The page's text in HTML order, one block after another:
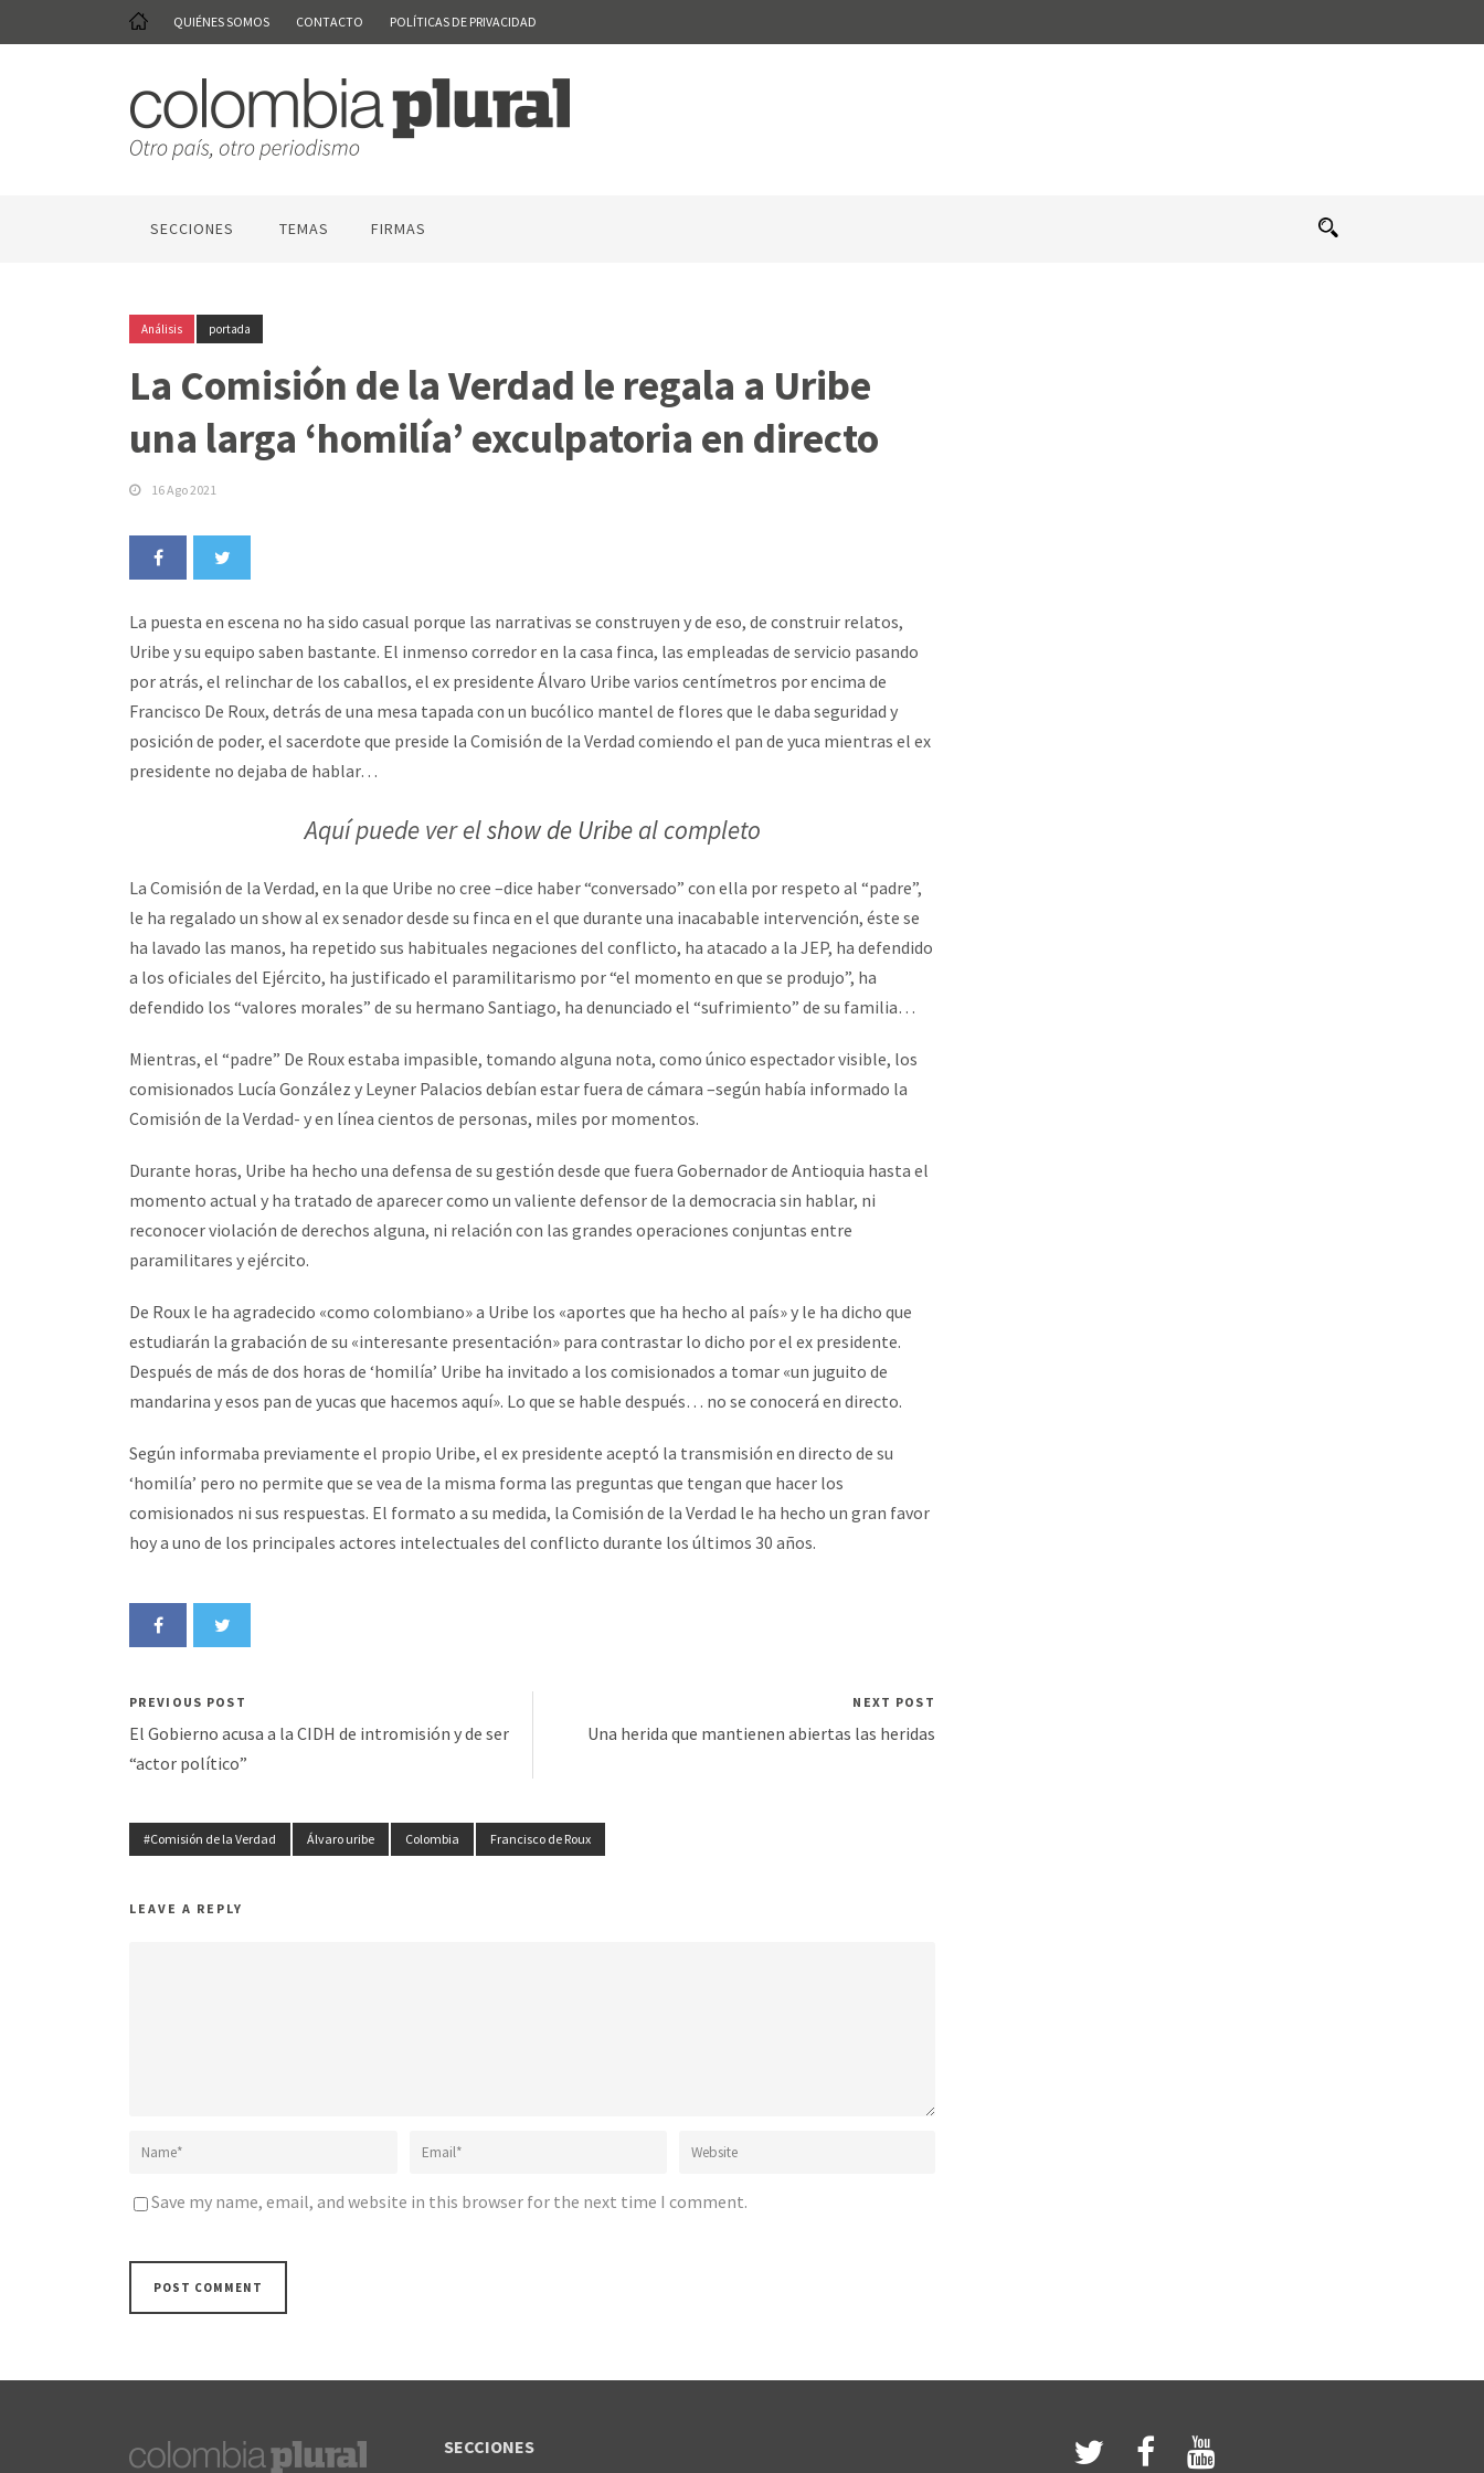
QUIÉNES SOMOS CONTACTO POLÍTICAS DE PRIVACIDAD
SECCIONES TEMAS FIRMAS
Análisis portada
La Comisión de la Verdad le regala a Uribe
una larga ‘homilía’ exculpatoria en directo
16 Ago 2021
La puesta en escena no ha sido casual porque las narrativas se construyen y de eso, de construir relatos,
Uribe y su equipo saben bastante. El inmenso corredor en la casa finca, las empleadas de servicio pasando
por atrás, el relinchar de los caballos, el ex presidente Álvaro Uribe varios centímetros por encima de
Francisco De Roux, detrás de una mesa tapada con un bucólico mantel de flores que le daba seguridad y
posición de poder, el sacerdote que preside la Comisión de la Verdad comiendo el pan de yuca mientras el ex
presidente no dejaba de hablar…
Aquí puede ver elshow de Uribeal completo
La Comisión de la Verdad, en la que Uribe no cree –dice haber “conversado” con ella por respeto al “padre”,
le ha regalado un show al ex senador desde su finca en el que durante una inacabable intervención, éste se
ha lavado las manos, ha repetido sus habituales negaciones del conflicto, ha atacado a la JEP, ha defendido
a los oficiales del Ejército, ha justificado el paramilitarismo por “el momento en que se produjo”, ha
defendido los “valores morales” de su hermano Santiago, ha denunciado el “sufrimiento” de su familia…
Mientras, el “padre” De Roux estaba impasible, tomando alguna nota, como único espectador visible, los
comisionados Lucía González y Leyner Palacios debían estar fuera de cámara –según había informado la
Comisión de la Verdad- y en línea cientos de personas, miles por momentos.
Durante horas, Uribe ha hecho una defensa de su gestión desde que fuera Gobernador de Antioquia hasta el
momento actual y ha tratado de aparecer como un valiente defensor de la democracia sin hablar, ni
reconocer violación de derechos alguna, ni relación con las grandes operaciones conjuntas entre
paramilitares y ejército.
De Roux le ha agradecido «como colombiano» a Uribe los «aportes que ha hecho al país» y le ha dicho que
estudiarán la grabación de su «interesante presentación» para contrastar lo dicho por el ex presidente.
Después de más de dos horas de ‘homilía’ Uribe ha invitado a los comisionados a tomar «un juguito de
mandarina y esos pan de yucas que hacemos aquí». Lo que se hable después… no se conocerá en directo.
Según informaba previamente el propio Uribe, el ex presidente aceptó la transmisión en directo de su
‘homilía’ pero no permite que se vea de la misma forma las preguntas que tengan que hacer los
comisionados ni sus respuestas. El formato a su medida, la Comisión de la Verdad le ha hecho un gran favor
hoy a uno de los principales actores intelectuales del conflicto durante los últimos 30 años.
PREVIOUS POST
El Gobierno acusa a la CIDH de intromisión y de ser
“actor político”
NEXT POST
Una herida que mantienen abiertas las heridas
#Comisión de la Verdad Álvaro uribe Colombia Francisco de Roux
LEAVE A REPLY
Save my name, email, and website in this browser for the next time I comment.
SECCIONES